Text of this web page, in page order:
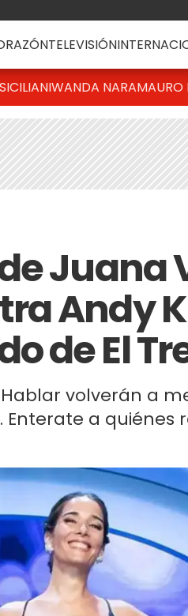
TELEVISIÓN
WANDA NARAMAURO
Juana
Andy
de El
volverán a
a quiénes